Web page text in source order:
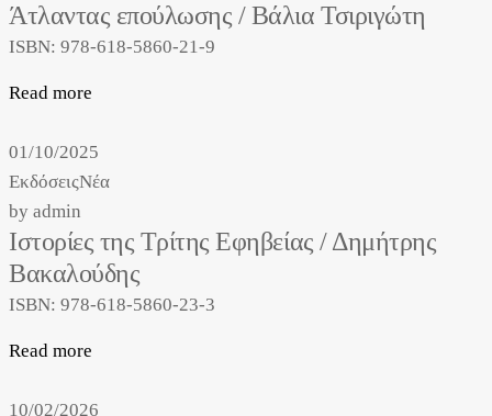
Άτλαντας επούλωσης / Βάλια Τσιριγώτη
ISBN: 978-618-5860-21-9
Read more
01/10/2025
ΕκδόσειςΝέα
by admin
Ιστορίες της Τρίτης Εφηβείας / Δημήτρης
Βακαλούδης
ISBN: 978-618-5860-23-3
Read more
10/02/2026